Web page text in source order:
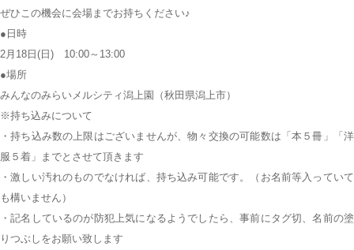
ぜひこの機会に会場までお持ちください♪
●日時
2月18日(日) 10:00～13:00
●場所
みんなのみらいメルシティ潟上園
（秋田県潟上市）
※持ち込みについて
・持ち込み数の上限はございませんが、物々交換の可能数は「本５冊」「洋
服５着」までとさせて頂きます
・激しい汚れのものでなければ、持ち込み可能です。（お名前等入っていて
も構いません）
・記名しているのが防犯上気になるようでしたら、事前にタグ切、名前の塗
りつぶしをお願い致します